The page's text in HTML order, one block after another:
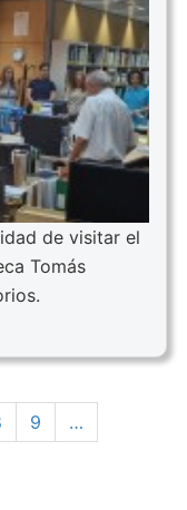
de visitar el
Tomás
Page
9
…